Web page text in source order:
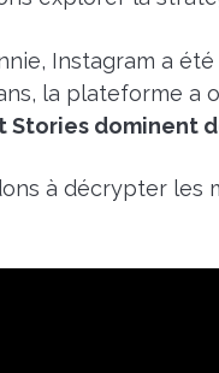
Instagram a
la plateforme a
Stories dominent
à décrypter